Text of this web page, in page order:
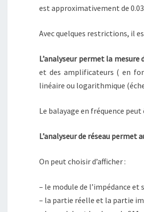
est approximativement de
Avec quelques restrictions, il
L’analyseur permet la mesure
et des amplificateurs ( en
linéaire ou logarithmique
Le balayage en fréquence
L’analyseur de réseau permet
On peut choisir d’afficher :
– le module de l’impédance
– la partie réelle et la partie